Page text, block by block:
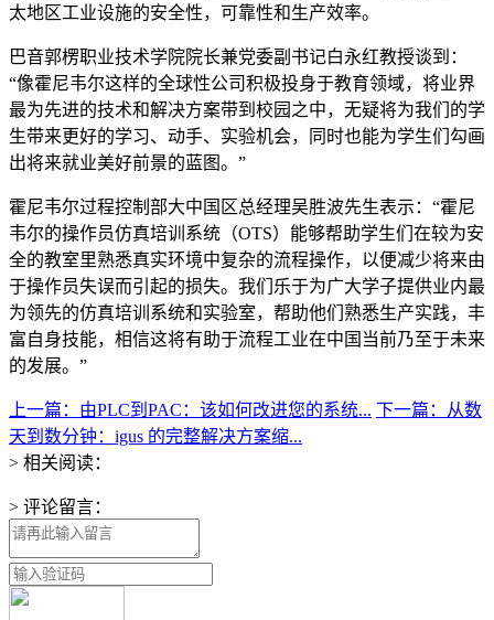
太地区工业设施的安全性，可靠性和生产效率。
巴音郭楞职业技术学院院长兼党委副书记白永红教授谈到：
“像霍尼韦尔这样的全球性公司积极投身于教育领域，将业界
最为先进的技术和解决方案带到校园之中，无疑将为我们的学
生带来更好的学习、动手、实验机会，同时也能为学生们勾画
出将来就业美好前景的蓝图。”
霍尼韦尔过程控制部大中国区总经理吴胜波先生表示：“霍尼
韦尔的操作员仿真培训系统（OTS）能够帮助学生们在较为安
全的教室里熟悉真实环境中复杂的流程操作，以便减少将来由
于操作员失误而引起的损失。我们乐于为广大学子提供业内最
为领先的仿真培训系统和实验室，帮助他们熟悉生产实践，丰
富自身技能，相信这将有助于流程工业在中国当前乃至于未来
的发展。”
上一篇：由PLC到PAC：该如何改进您的系统... 下一篇：从数
天到数分钟：igus 的完整解决方案缩...
> 相关阅读：
> 评论留言：